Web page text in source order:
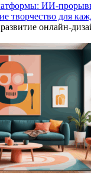
ИИ-
творчество для
онлайн-